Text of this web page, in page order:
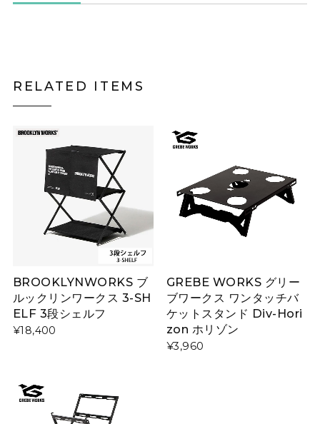
RELATED ITEMS
BROOKLYNWORKS ブ
ルックリンワークス 3-SH
ELF 3段シェルフ
¥18,400
GREBE WORKS グリー
ブワークス ワンタッチバ
ケットスタンド Div-Hori
zon ホリゾン
¥3,960